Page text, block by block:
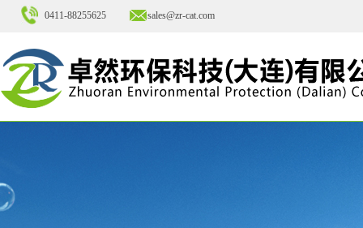
0411-88255625 sales@zr-cat.com